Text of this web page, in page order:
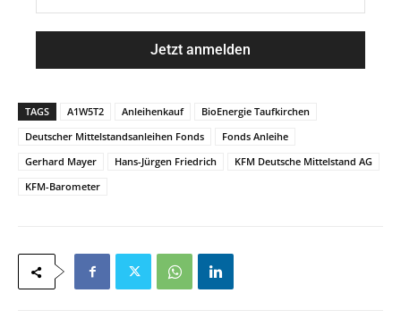
a
M
a
l
TAGS A1W5T2 Anleihenkauf
BioEnergie Taufkirchen
Deutscher Mittelstandsanleihen Fonds
Fonds Anleihe
Gerhard Mayer
Hans-Jürgen Friedrich
KFM Deutsche Mittelstand AG
KFM-Barometer